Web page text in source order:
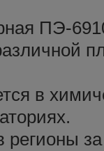
ПЭ-
в
регионы